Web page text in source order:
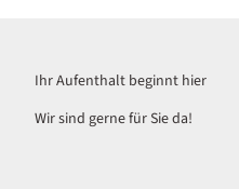
Ihr Aufenthalt beginnt hier
Wir sind gerne für Sie da!